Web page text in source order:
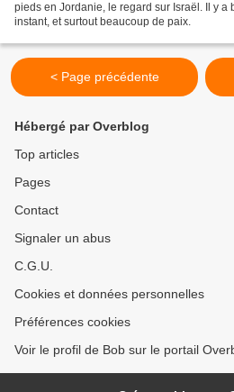
pieds en Jordanie, le regard sur Israël. Il y a
instant, et surtout beaucoup de paix.
< Page précédente
Hébergé par Overblog
Top articles
Pages
Contact
Signaler un abus
C.G.U.
Cookies et données personnelles
Préférences cookies
Voir le profil de Bob sur le portail